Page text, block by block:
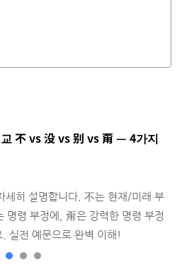
不 vs 没 vs 别 vs 甭 — 4가지
세히 설명합니다. 不는 현재/미래 부
명령 부정에, 甭은 강력한 명령 부정
실전 예문으로 완벽 이해!